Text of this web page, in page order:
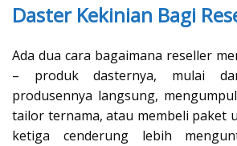
Daster Kekinian Bagi
Ada dua cara bagaimana reseller
– produk dasternya, mulai
produsennya langsung,
tailor ternama, atau membeli paket
ketiga cenderung lebih